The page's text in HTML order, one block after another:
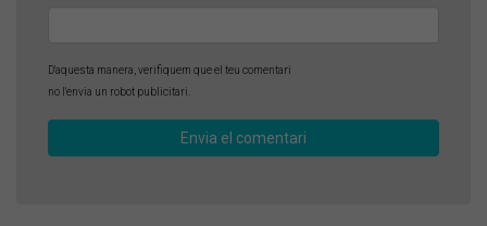
D'aquesta manera, verifiquem que el teu comentari
no l'envia un robot publicitari.